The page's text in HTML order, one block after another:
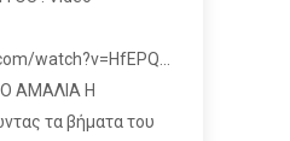
watch?v=HfEPQ...
ΑΜΑΛΙΑ Η
τα βήματα του